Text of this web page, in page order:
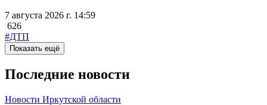
7 августа 2026 г. 14:59
626
#ДТП
Показать ещё
Последние новости
Новости Иркутской области